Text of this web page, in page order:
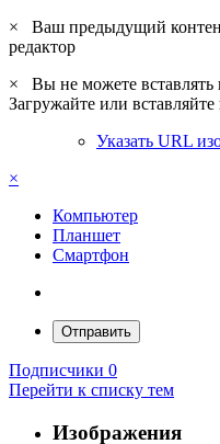
×
Ваш предыдущий
редактор
×
Вы не можете
Загружайте или
Указать URL
×
Компьютер
Планшет
Смартфон
Отправить
Подписчики 0
Перейти к списку тем
Изображения